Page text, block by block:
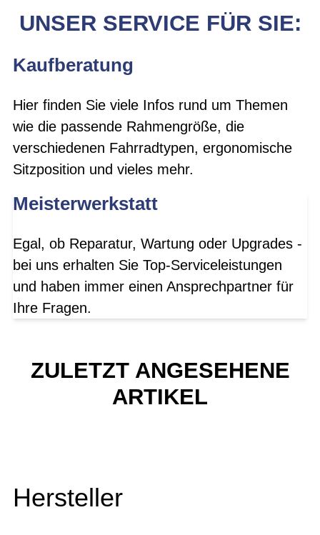
UNSER SERVICE FÜR SIE:
Kaufberatung
Hier finden Sie viele Infos rund um Themen
wie die passende Rahmengröße, die
verschiedenen Fahrradtypen, ergonomische
Sitzposition und vieles mehr.
Meisterwerkstatt
Egal, ob Reparatur, Wartung oder Upgrades -
bei uns erhalten Sie Top-Serviceleistungen
und haben immer einen Ansprechpartner für
Ihre Fragen.
ZULETZT ANGESEHENE
ARTIKEL
Hersteller